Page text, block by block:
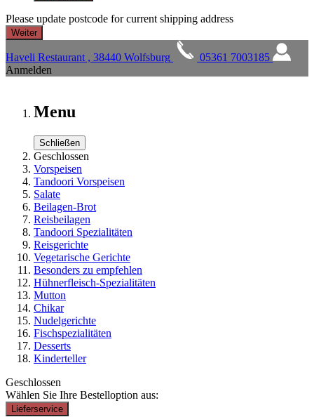
Please update postcode for current shipping address
Haveli Restaurant , 38440 Wolfsburg
05361 7003185
Anmelden
Menu
Schließen
Geschlossen
Vorspeisen
Tandoori Vorspeisen
Salate
Beilagen-Brot
Reisbeilagen
Tandoori Spezialitäten
Reisgerichte
Vegetarische Gerichte
Besonders zu empfehlen
Hühnerfleisch-Spezialitäten
Mutton
Chikar
Nudelgerichte
Fischspezialitäten
Desserts
Kinderteller
Geschlossen
Wählen Sie Ihre Bestelloption aus:
Lieferservice